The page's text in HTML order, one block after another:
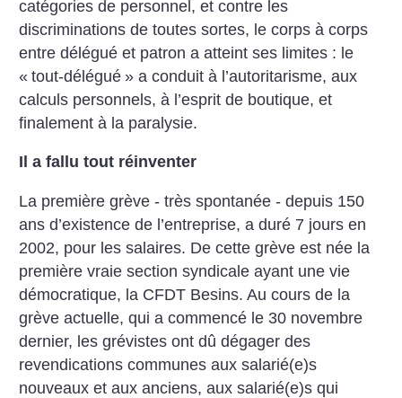
catégories de personnel, et contre les
discriminations de toutes sortes, le corps à corps
entre délégué et patron a atteint ses limites : le
« tout-délégué » a conduit à l’autoritarisme, aux
calculs personnels, à l’esprit de boutique, et
finalement à la paralysie.
Il a fallu tout réinventer
La première grève - très spontanée - depuis 150
ans d’existence de l’entreprise, a duré 7 jours en
2002, pour les salaires. De cette grève est née la
première vraie section syndicale ayant une vie
démocratique, la CFDT Besins. Au cours de la
grève actuelle, qui a commencé le 30 novembre
dernier, les grévistes ont dû dégager des
revendications communes aux salarié(e)s
nouveaux et aux anciens, aux salarié(e)s qui